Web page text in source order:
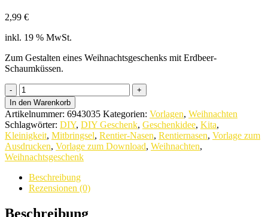
2,99 €
inkl. 19 % MwSt.
Zum Gestalten eines Weihnachtsgeschenks mit Erdbeer-
Schaumküssen.
Rentiernasen
-
Vorlage
zum
Ausdrucken
quantity
In den Warenkorb
Artikelnummer: 6943035 Kategorien: Vorlagen, Weihnachten
Schlagwörter: DIY, DIY Geschenk, Geschenkidee, Kita,
Kleinigkeit, Mitbringsel, Rentier-Nasen, Rentiernasen, Vorlage zum
Ausdrucken, Vorlage zum Download, Weihnachten,
Weihnachtsgeschenk
Beschreibung
Rezensionen (0)
Beschreibung